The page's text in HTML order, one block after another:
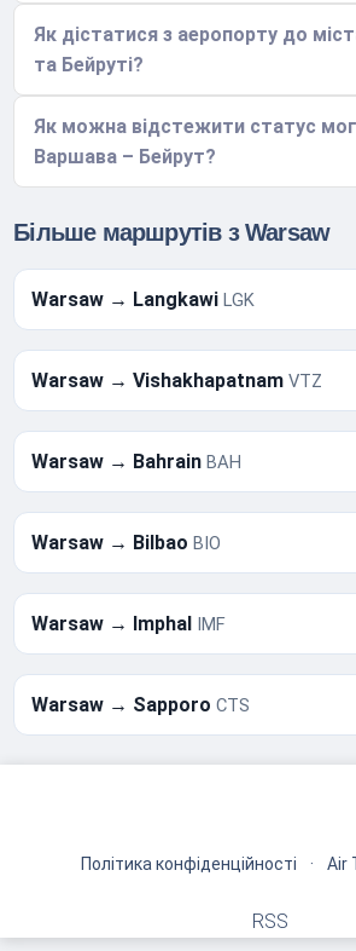
Як дістатися з аеропорту до
та Бейруті?
Як можна відстежити статус
Варшава – Бейрут?
Більше маршрутів з Warsaw
Warsaw → LangkawiLGK
Warsaw → VishakhapatnamVTZ
Warsaw → BahrainBAH
Warsaw → BilbaoBIO
Warsaw → Imphal IMF
Warsaw → SapporoCTS
Політика конфіденційності · Air
RSS